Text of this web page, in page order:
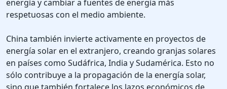
energía y cambiar a fuentes de energía más
respetuosas con el medio ambiente.
China también invierte activamente en proyectos de
energía solar en el extranjero, creando granjas solares
en países como Sudáfrica, India y Sudamérica. Esto no
sólo contribuye a la propagación de la energía solar,